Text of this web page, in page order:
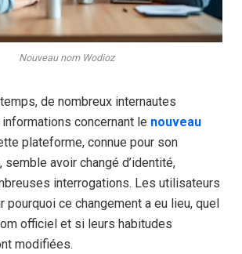
Nouveau nom Wodioz
de nombreux internautes
concernant le nouveau
plateforme, connue pour son
semble avoir changé d’identité,
interrogations. Les utilisateurs
pourquoi ce changement a eu lieu, quel
officiel et si leurs habitudes
modifiées.